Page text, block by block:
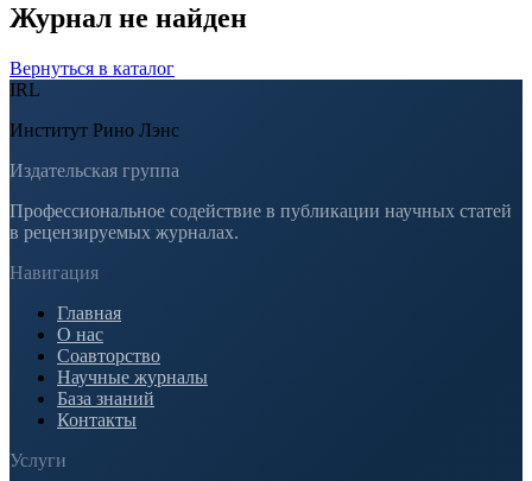
Журнал не найден
Вернуться в каталог
IRL
Институт Рино Лэнс
Издательская группа
Профессиональное содействие в публикации научных статей
в рецензируемых журналах.
Навигация
Главная
О нас
Соавторство
Научные журналы
База знаний
Контакты
Услуги